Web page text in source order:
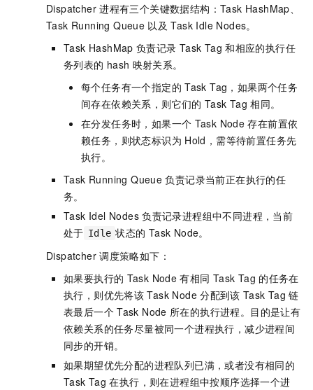
Dispatcher 进程有三个关键数据结构：Task HashMap、
Task Running Queue 以及 Task Idle Nodes。
Task HashMap 负责记录 Task Tag 和相应的执行任
务列表的 hash 映射关系。
每个任务有一个指定的 Task Tag，如果两个任务
间存在依赖关系，则它们的 Task Tag 相同。
在分发任务时，如果一个 Task Node 存在前置依
赖任务，则状态标识为 Hold，需等待前置任务先
执行。
Task Running Queue 负责记录当前正在执行的任
务。
Task Idel Nodes 负责记录进程组中不同进程，当前
处于 Idle 状态的 Task Node。
Dispatcher 调度策略如下：
如果要执行的 Task Node 有相同 Task Tag 的任务在
执行，则优先将该 Task Node 分配到该 Task Tag 链
表最后一个 Task Node 所在的执行进程。目的是让有
依赖关系的任务尽量被同一个进程执行，减少进程间
同步的开销。
如果期望优先分配的进程队列已满，或者没有相同的
Task Tag 在执行，则在进程组中按顺序选择一个进